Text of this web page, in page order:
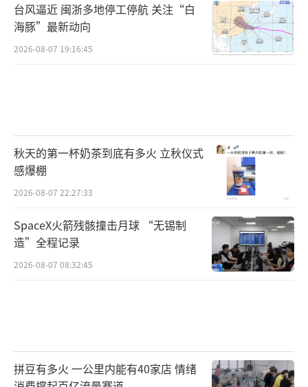
台风逼近 闽浙多地停工停航 关注“白
海豚”最新动向
2026-08-07 19:16:45
秋天的第一杯奶茶到底有多火 立秋仪式
感爆棚
2026-08-07 22:27:33
SpaceX火箭残骸撞击月球 “无锡制
造”全程记录
2026-08-07 08:32:45
拼豆有多火 一公里内能有40家店 情绪